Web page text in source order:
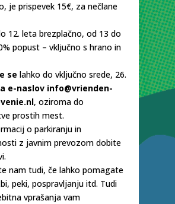
je prispevek 15€, za nečlane
12. leta brezplačno, od 13 do
popust – vključno s hrano in
se lahko do vključno srede, 26.
e-naslov info@vrienden-
, oziroma do
prostih mest.
o parkiranju in
z javnim prevozom dobite
nam tudi, če lahko pomagate
peki, pospravljanju itd. Tudi
vprašanja vam